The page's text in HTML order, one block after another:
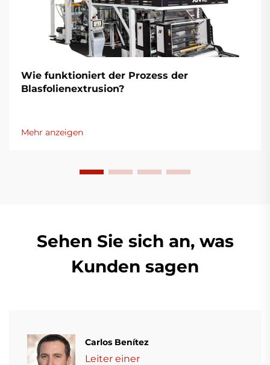
Wie funktioniert der Prozess der
Blasfolienextrusion?
Mehr anzeigen
Sehen Sie sich an, was
Kunden sagen
Carlos Benítez
Leiter einer